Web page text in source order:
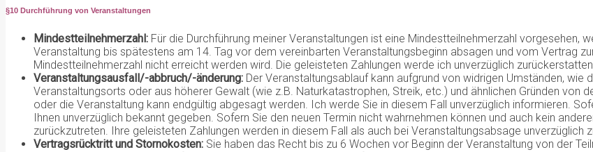
§10 Durchführung von Veranstaltungen
Mindestteilnehmerzahl: Für die Durchführung meiner Veranstaltungen ist eine Mindestteilnehmerzahl vorgesehen,
Veranstaltung bis spätestens am 14. Tag vor dem vereinbarten Veranstaltungsbeginn absagen und vom Vertrag
Mindestteilnehmerzahl nicht erreicht werden wird. Die geleisteten Zahlungen werde ich unverzüglich
Veranstaltungsausfall/-abbruch/-änderung: Der Veranstaltungsablauf kann aufgrund von widrigen Umständen,
Veranstaltungsorts oder aus höherer Gewalt (wie z.B. Naturkatastrophen, Streik, etc.) und ähnlichen Gründen von
oder die Veranstaltung kann endgültig abgesagt werden. Ich werde Sie in diesem Fall unverzüglich informieren.
Ihnen unverzüglich bekannt gegeben. Sofern Sie den neuen Termin nicht wahrnehmen können und auch kein
zurückzutreten. Ihre geleisteten Zahlungen werden in diesem Fall als auch bei Veranstaltungsabsage unverzüglich
Vertragsrücktritt und Stornokosten: Sie haben das Recht bis zu 6 Wochen vor Beginn der Veranstaltung von der